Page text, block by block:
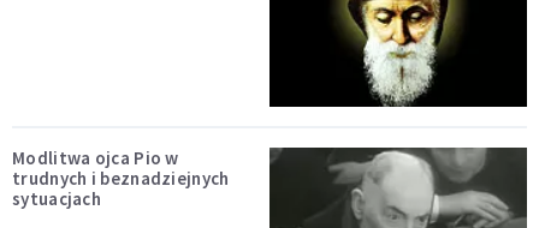
Modlitwa ojca Pio w
trudnych i beznadziejnych
sytuacjach